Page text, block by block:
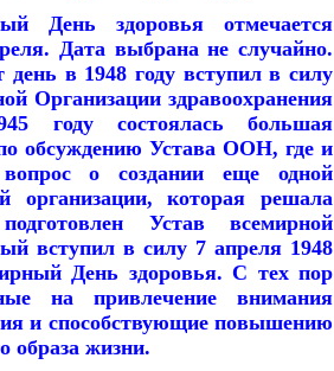
День здоровья отмечается
Дата выбрана не случайно.
в 1948 году вступил в силу
Организации здравоохранения
году состоялась большая
обсуждению Устава ООН, где и
о создании еще одной
организации, которая решала
Устав всемирной
вступил в силу 7 апреля 1948
День здоровья. С тех пор
на привлечение внимания
и способствующие повышению
образа жизни.